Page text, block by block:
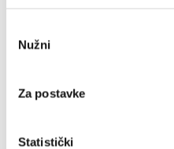
pristanka
Nužni
Za postavke
Statistički